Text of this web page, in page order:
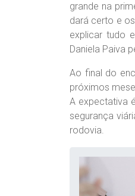
grande na
dará certo e
explicar tudo
Daniela Paiva
Ao final do
próximos
A expectativa
segurança
rodovia.